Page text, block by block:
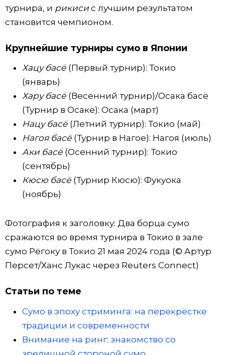
турнира, и рикисис лучшим результатом
становится чемпионом.
Крупнейшие турниры сумо в Японии
Хацу басё(Первый турнир): Токио
(январь)
Хару басё(Весенний турнир)/Осака басё
(Турнир в Осаке): Осака (март)
Нацу басё(Летний турнир): Токио (май)
Нагоя басё(Турнир в Нагое): Нагоя (июль)
Аки басё(Осенний турнир): Токио
(сентябрь)
Кюсю басё(Турнир Кюсю): Фукуока
(ноябрь)
Фотография к заголовку: Два борца сумо
сражаются во время турнира в Токио в зале
сумо Рёгоку в Токио 21 мая 2024 года (© Артур
Персет/Ханс Лукас через Reuters Connect)
Статьи по теме
Сумо в эпоху стриминга: на перекрёстке
традиции и современности
Внимание на ринг: знакомство со